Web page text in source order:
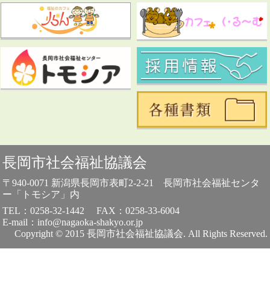
長岡市社会福祉協議会
〒940-0071 新潟県長岡市表町2-2-21 長岡市社会福祉センタ
ー「トモシア」内
TEL：0258-32-1442
FAX：0258-33-6004
E-mail：info@nagaoka-shakyo.or.jp
Copyright © 2015 長岡市社会福祉協議会. All Rights Reserved.